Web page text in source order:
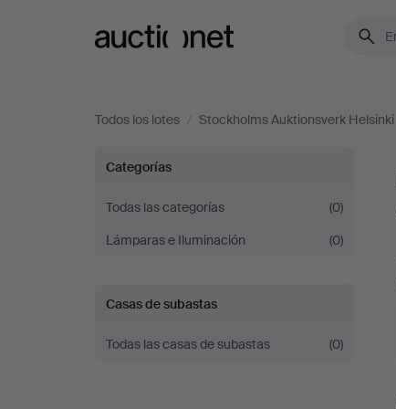
Todos los lotes / Stockholms Auktionsverk Helsinki
Lámparas
de
araña
en
Stockholms
Categorías
Todas las categorías
(0)
Lámparas e Iluminación
(0)
Casas de subastas
Todas las casas de subastas (0)